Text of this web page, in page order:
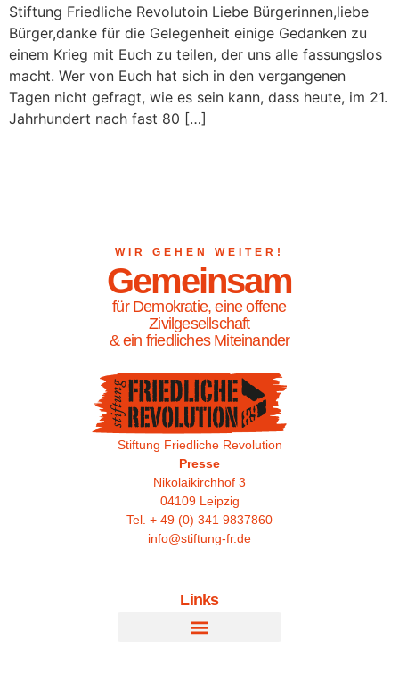
Stiftung Friedliche Revolutoin Liebe Bürgerinnen,liebe
Bürger,danke für die Gelegenheit einige Gedanken zu
einem Krieg mit Euch zu teilen, der uns alle fassungslos
macht. Wer von Euch hat sich in den vergangenen
Tagen nicht gefragt, wie es sein kann, dass heute, im 21.
Jahrhundert nach fast 80 […]
WIR GEHEN WEITER!
Gemeinsam
für Demokratie, eine offene
Zivilgesellschaft
& ein friedliches Miteinander
Stiftung Friedliche Revolution
Presse
Nikolaikirchhof 3
04109 Leipzig
Tel. + 49 (0) 341 9837860
info@stiftung-fr.de
Links